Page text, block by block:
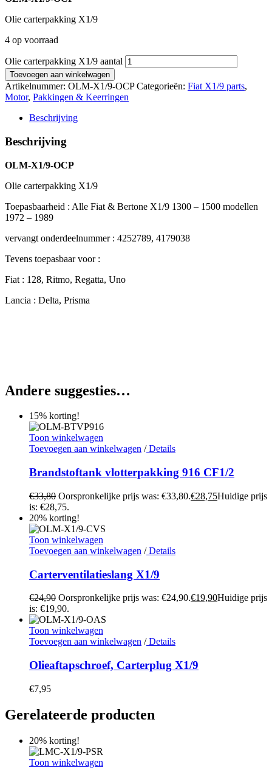
Olie carterpakking X1/9
4 op voorraad
Olie carterpakking X1/9 aantal
Toevoegen aan winkelwagen
Artikelnummer: OLM-X1/9-OCP Categorieën: Fiat X1/9 parts,
Motor, Pakkingen & Keerringen
Beschrijving
Beschrijving
OLM-X1/9-OCP
Olie carterpakking X1/9
Toepasbaarheid : Alle Fiat & Bertone X1/9 1300 – 1500 modellen
1972 – 1989
vervangt onderdeelnummer : 4252789, 4179038
Tevens toepasbaar voor :
Fiat : 128, Ritmo, Regatta, Uno
Lancia : Delta, Prisma
Andere suggesties…
15% korting!
Toon winkelwagen
Toevoegen aan winkelwagen /Details
Brandstoftank vlotterpakking 916 CF1/2
€33,80 Oorspronkelijke prijs was: €33,80.€28,75Huidige prijs
is: €28,75.
20% korting!
Toon winkelwagen
Toevoegen aan winkelwagen /Details
Carterventilatieslang X1/9
€24,90 Oorspronkelijke prijs was: €24,90.€19,90Huidige prijs
is: €19,90.
Toon winkelwagen
Toevoegen aan winkelwagen /Details
Olieaftapschroef, Carterplug X1/9
€7,95
Gerelateerde producten
20% korting!
Toon winkelwagen